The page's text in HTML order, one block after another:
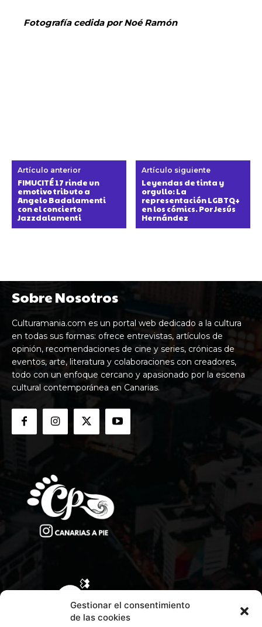
Gestionar el consentimiento
de las cookies
Fotografía cedida por Noé Ramón
Artículo anterior
FIMUCITÉ 17 rinde un
emotivo tributo a
Angelo Badalamenti
con el concierto
Jazzdalamenti
Artículo siguiente
Leyendas de tinta y
orgullo: La
representación LGBTQ+
en los cómics. Por Jesús
Hernández
Sobre Nosotros
Culturamania.com es un portal web dedicado a la cultura
en todas sus formas: ofrece entrevistas, artículos de
opinión, recomendaciones de cine y series, crónicas de
eventos, arte, literatura y colaboraciones con creadores,
todo con un enfoque cercano y apasionado por la escena
cultural contemporánea en Canarias.